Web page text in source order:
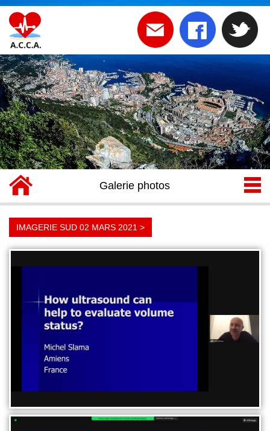
BIENVENUE SUR LE SITE DE
L 'ACCA
Galerie photos
IMAGERIE SUD 02 MARS 2021 >